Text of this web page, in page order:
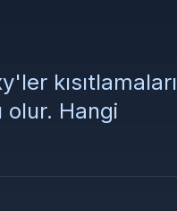
kısıtlamaları
olur. Hangi